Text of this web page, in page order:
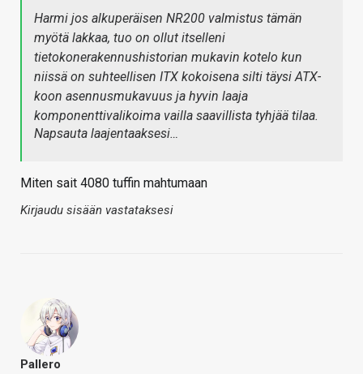
Harmi jos alkuperäisen NR200 valmistus tämän
myötä lakkaa, tuo on ollut itselleni
tietokonerakennushistorian mukavin kotelo kun
niissä on suhteellisen ITX kokoisena silti täysi ATX-
koon asennusmukavuus ja hyvin laaja
komponenttivalikoima vailla saavillista tyhjää tilaa.
Napsauta laajentaaksesi…
Miten sait 4080 tuffin mahtumaan
Kirjaudu sisään vastataksesi
Pallero